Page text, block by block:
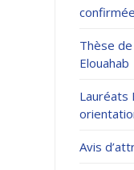
Continue
Thèse
Elouahab
Lauréats
Avis